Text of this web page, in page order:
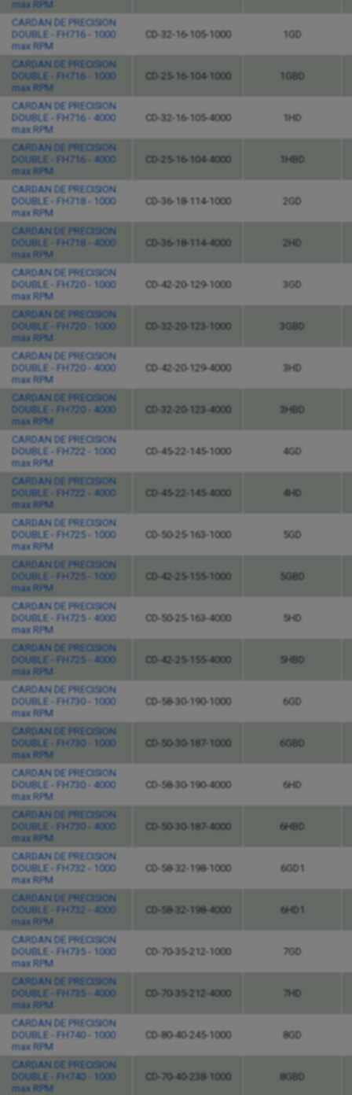
max RPM
CARDAN DE PRECISION
DOUBLE - FH716 - 1000
max RPM
CD-32-16-105-1000 1GD
CARDAN DE PRECISION
DOUBLE - FH716 - 1000
max RPM
CD-25-16-104-1000 1GBD
CARDAN DE PRECISION
DOUBLE - FH716 - 4000
max RPM
CD-32-16-105-4000 1HD
CARDAN DE PRECISION
DOUBLE - FH716 - 4000
max RPM
CD-25-16-104-4000 1HBD
CARDAN DE PRECISION
DOUBLE - FH718 - 1000
max RPM
CD-36-18-114-1000 2GD
CARDAN DE PRECISION
DOUBLE - FH718 - 4000
max RPM
CD-36-18-114-4000 2HD
CARDAN DE PRECISION
DOUBLE - FH720 - 1000
max RPM
CD-42-20-129-1000 3GD
CARDAN DE PRECISION
DOUBLE - FH720 - 1000
max RPM
CD-32-20-123-1000 3GBD
CARDAN DE PRECISION
DOUBLE - FH720 - 4000
max RPM
CD-42-20-129-4000 3HD
CARDAN DE PRECISION
DOUBLE - FH720 - 4000
max RPM
CD-32-20-123-4000 3HBD
CARDAN DE PRECISION
DOUBLE - FH722 - 1000
max RPM
CD-45-22-145-1000 4GD
CARDAN DE PRECISION
DOUBLE - FH722 - 4000
max RPM
CD-45-22-145-4000 4HD
CARDAN DE PRECISION
DOUBLE - FH725 - 1000
max RPM
CD-50-25-163-1000 5GD
CARDAN DE PRECISION
DOUBLE - FH725 - 1000
max RPM
CD-42-25-155-1000 5GBD
CARDAN DE PRECISION
DOUBLE - FH725 - 4000
max RPM
CD-50-25-163-4000 5HD
CARDAN DE PRECISION
DOUBLE - FH725 - 4000
max RPM
CD-42-25-155-4000 5HBD
CARDAN DE PRECISION
DOUBLE - FH730 - 1000
max RPM
CD-58-30-190-1000 6GD
CARDAN DE PRECISION
DOUBLE - FH730 - 1000
max RPM
CD-50-30-187-1000 6GBD
CARDAN DE PRECISION
DOUBLE - FH730 - 4000
max RPM
CD-58-30-190-4000 6HD
CARDAN DE PRECISION
DOUBLE - FH730 - 4000
max RPM
CD-50-30-187-4000 6HBD
CARDAN DE PRECISION
DOUBLE - FH732 - 1000
max RPM
CD-58-32-198-1000 6GD1
CARDAN DE PRECISION
DOUBLE - FH732 - 4000
max RPM
CD-58-32-198-4000 6HD1
CARDAN DE PRECISION
DOUBLE - FH735 - 1000
max RPM
CD-70-35-212-1000 7GD
CARDAN DE PRECISION
DOUBLE - FH735 - 4000
max RPM
CD-70-35-212-4000 7HD
CARDAN DE PRECISION
DOUBLE - FH740 - 1000
max RPM
CD-80-40-245-1000 8GD
CARDAN DE PRECISION
DOUBLE - FH740 - 1000
max RPM
CD-70-40-238-1000 8GBD